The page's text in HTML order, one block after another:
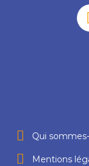
Qui
Mentions